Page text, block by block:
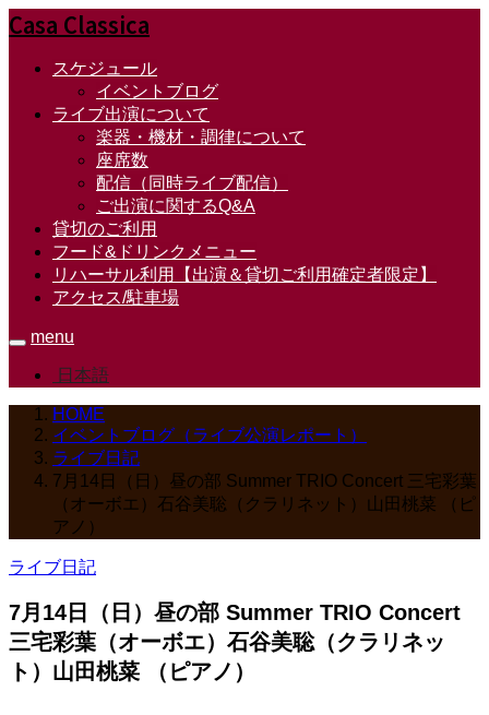
Casa Classica
スケジュール
イベントブログ
ライブ出演について
楽器・機材・調律について
座席数
配信（同時ライブ配信）
ご出演に関するQ&A
貸切のご利用
フード&ドリンクメニュー
リハーサル利用【出演＆貸切ご利用確定者限定】
アクセス/駐車場
menu
日本語
HOME
イベントブログ（ライブ公演レポート）
ライブ日記
7月14日（日）昼の部 Summer TRIO Concert 三宅彩葉
（オーボエ）石谷美聡（クラリネット）山田桃菜 （ピ
アノ）
ライブ日記
7月14日（日）昼の部 Summer TRIO Concert
三宅彩葉（オーボエ）石谷美聡（クラリネッ
ト）山田桃菜 （ピアノ）